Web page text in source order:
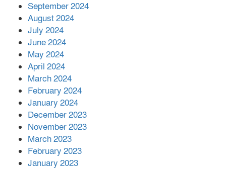
September 2024
August 2024
July 2024
June 2024
May 2024
April 2024
March 2024
February 2024
January 2024
December 2023
November 2023
March 2023
February 2023
January 2023